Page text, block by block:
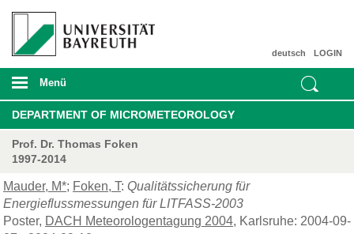
LOGIN
deutsch
Menü
DEPARTMENT OF MICROMETEOROLOGY
Prof. Dr. Thomas Foken
1997-2014
Mauder, M*; Foken, T: Qualitätssicherung für
Energieflussmessungen für LITFASS-2003
Poster, DACH Meteorologentagung 2004, Karlsruhe: 2004-09-